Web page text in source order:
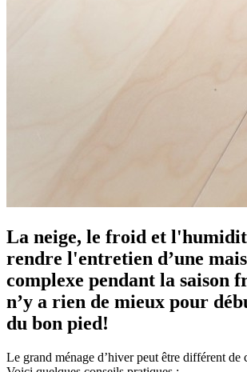
La neige, le froid et
rendre l'entretien d’une
complexe pendant la saison
n’y a rien de mieux pour
du bon pied!
Le grand ménage d’hiver peut être différent de